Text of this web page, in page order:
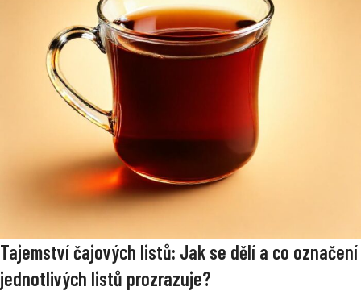
Tajemství čajových listů: Jak se dělí a co označení
jednotlivých listů prozrazuje?